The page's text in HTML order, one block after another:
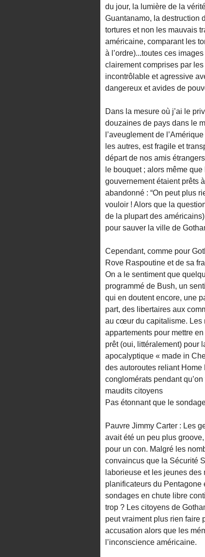
du jour, la lumière de la
Guantanamo, la destruction
tortures et non les mauvais
américaine, comparant les
à l’ordre)...toutes ces
clairement comprises par
incontrôlable et agressive
dangereux et avides de
Dans la mesure où j’ai le
douzaines de pays dans le
l’aveuglement de
les autres, est fragile et
départ de nos amis
le bouquet ; alors même
gouvernement étaient prêts
abandonné : “On peut plus
vouloir ! Alors que la
de la plupart des
pour sauver la ville de
Cependant, comme pour
Rove Raspoutine et de sa
On a le sentiment que
programmé de Bush, un
qui en doutent encore, une
part, des libertaires aux
au cœur du capitalisme. Les
appartements pour mettre
prêt (oui, littéralement) pour
apocalyptique « made in
des autoroutes reliant Home
conglomérats pendant
maudits citoyens
Pas étonnant que le
Pauvre Jimmy Carter : Les
avait été un peu plus
pour un con. Malgré les
convaincus que la Sécurité
laborieuse et les jeunes
planificateurs du Pentagone
sondages en chute libre
trop ? Les citoyens de
peut vraiment plus rien faire
accusation alors que les
l’inconscience américaine.